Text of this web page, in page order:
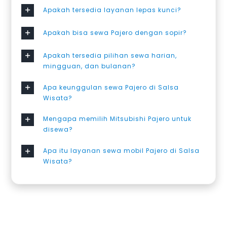
Apakah tersedia layanan lepas kunci?
Apakah bisa sewa Pajero dengan sopir?
Apakah tersedia pilihan sewa harian,
mingguan, dan bulanan?
Apa keunggulan sewa Pajero di Salsa
Wisata?
Mengapa memilih Mitsubishi Pajero untuk
disewa?
Apa itu layanan sewa mobil Pajero di Salsa
Wisata?